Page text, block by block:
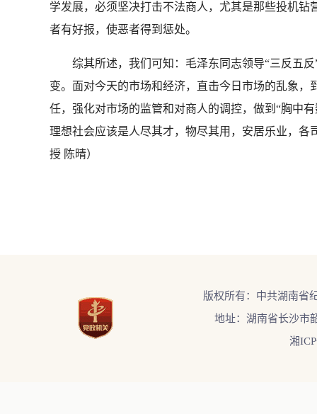
学发展，必须坚决打击不法商人，尤其是那些投机
者有好报，使恶者得到惩处。
综其所述，我们可知：毛泽东同志领导“三反五反
变。面对今天的市场和经济，直击今日市场的乱象
任，强化对市场的监管和对商人的调控，做到“胸中
理想社会应该是人尽其才，物尽其用，安居乐业，
授 陈晴）
版权所有：中共湖南省
地址：湖南省长沙市
湘